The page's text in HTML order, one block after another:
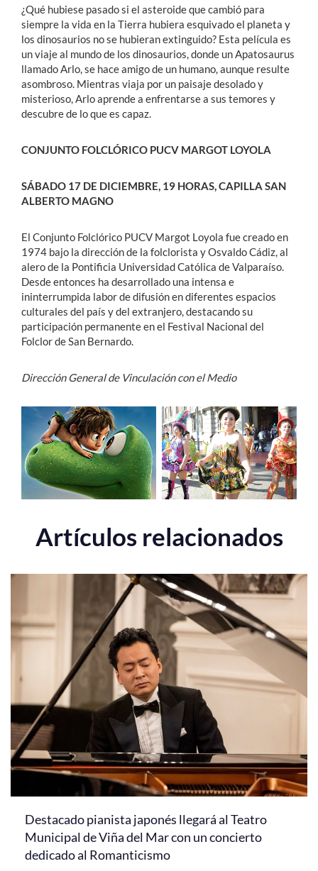
¿Qué hubiese pasado si el asteroide que cambió para
siempre la vida en la Tierra hubiera esquivado el planeta y
los dinosaurios no se hubieran extinguido? Esta película es
un viaje al mundo de los dinosaurios, donde un Apatosaurus
llamado Arlo, se hace amigo de un humano, aunque resulte
asombroso. Mientras viaja por un paisaje desolado y
misterioso, Arlo aprende a enfrentarse a sus temores y
descubre de lo que es capaz.
CONJUNTO FOLCLÓRICO PUCV MARGOT LOYOLA
SÁBADO 17 DE DICIEMBRE, 19 HORAS, CAPILLA SAN
ALBERTO MAGNO
El Conjunto Folclórico PUCV Margot Loyola fue creado en
1974 bajo la dirección de la folclorista y Osvaldo Cádiz, al
alero de la Pontificia Universidad Católica de Valparaíso.
Desde entonces ha desarrollado una intensa e
ininterrumpida labor de difusión en diferentes espacios
culturales del país y del extranjero, destacando su
participación permanente en el Festival Nacional del
Folclor de San Bernardo.
Dirección General de Vinculación con el Medio
Artículos relacionados
Destacado pianista japonés llegará al Teatro
Municipal de Viña del Mar con un concierto
dedicado al Romanticismo